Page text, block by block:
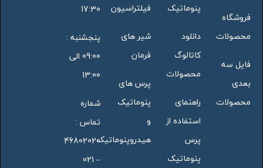
فروشگاه
محصولات
فایل سه
بعدی
محصولات
پنوماتیک
دانلود
کاتالوگ
محصولات
راهنمای
استفاده از
پرس
پنوماتیک
فیلتراسیون
شیر های
فرمان
پرس های
پنوماتیک
و
هیدروپنوماتیک
17:30
پنجشنبه :
09:00 الی
13:00
شماره
تماس :
46802020
– 021